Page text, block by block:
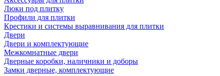
Люки под плитку
Профили для плитки
Крестики и системы выравнивания для плитки
Двери
Двери и комплектующие
Межкомнатные двери
Дверные коробки, наличники и доборы
Замки дверные, комплектующие